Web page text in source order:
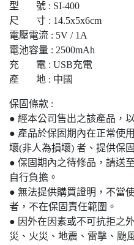
型 號 : SI-400
尺 寸 : 14.5x5x6cm
電壓電流 : 5V / 1A
電池容量 : 2500mAh
充 電 : USB充電
產 地 : 中國
保固條款 :
● 經本公司售出之該產品，
● 產品於保固期內在正常使
壞(非人為損壞) 者、提供保
● 保固期內之待修品，請送
自行負擔。
● 無法提供購買證明，不當
者，不在保固責任範圍。
● 因外在因素或不可抗拒之
災、火災、地震、雷擊、颱